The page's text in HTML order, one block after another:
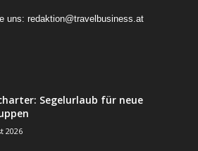
uns: redaktion@travelbusiness.at
Segelurlaub für neue
2026